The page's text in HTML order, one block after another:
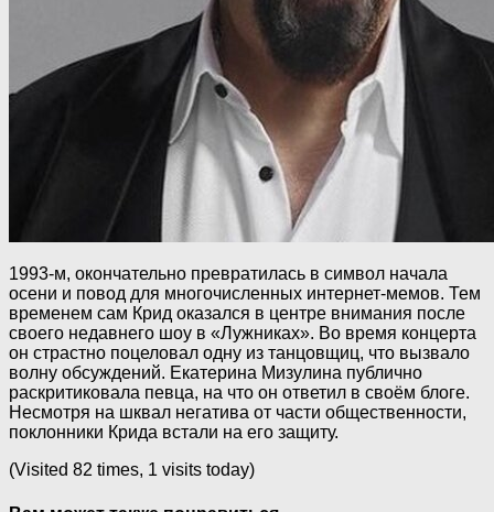
1993-м, окончательно превратилась в символ начала
осени и повод для многочисленных интернет-мемов. Тем
временем сам Крид оказался в центре внимания после
своего недавнего шоу в «Лужниках». Во время концерта
он страстно поцеловал одну из танцовщиц, что вызвало
волну обсуждений. Екатерина Мизулина публично
раскритиковала певца, на что он ответил в своём блоге.
Несмотря на шквал негатива от части общественности,
поклонники Крида встали на его защиту.
(Visited 82 times, 1 visits today)